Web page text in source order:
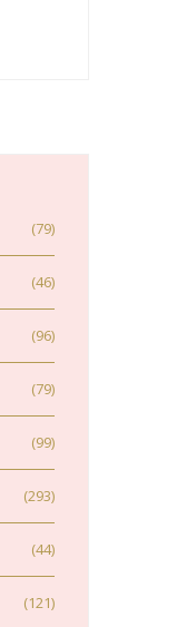
(79)
(46)
(96)
(79)
(99)
(293)
(44)
(121)